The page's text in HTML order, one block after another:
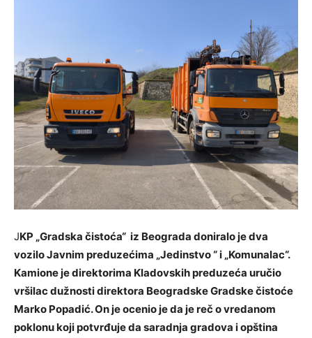
JKP „Gradska čistoća“ iz Beograda doniralo je dva
vozilo Javnim preduzećima „Jedinstvo “ i „Komunalac“.
Kamione je direktorima Kladovskih preduzeća uručio
vršilac dužnosti direktora Beogradske Gradske čistoće
Marko Popadić. On je ocenio je da je reč o vredanom
poklonu koji potvrđuje da saradnja gradova i opština